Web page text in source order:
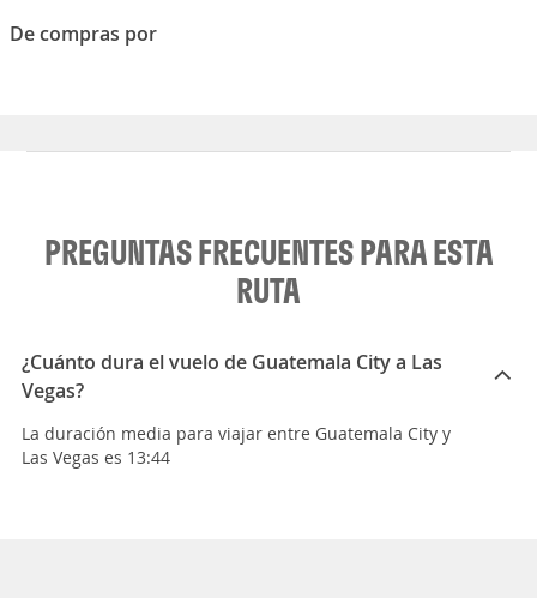
De compras por
PREGUNTAS FRECUENTES PARA ESTA
RUTA
¿Cuánto dura el vuelo de Guatemala City a Las
Vegas?
La duración media para viajar entre Guatemala City y
Las Vegas es 13:44